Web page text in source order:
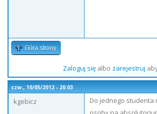
Góra strony
Zaloguj sięalbo zarejestruj
czw., 10/05/2012 - 20:03
kgebicz
Do jednego studenta